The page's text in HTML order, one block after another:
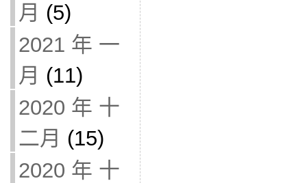
月 (5)
2021 年 一
月 (11)
2020 年 十
二月 (15)
2020 年 十